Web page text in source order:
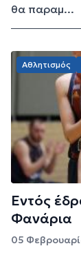
θα παραμ...
Αθλητισμός
Εντός
Φανάρια
05